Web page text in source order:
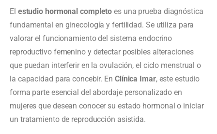
El estudio hormonal completo es una prueba diagnóstica
fundamental en ginecología y fertilidad. Se utiliza para
valorar el funcionamiento del sistema endocrino
reproductivo femenino y detectar posibles alteraciones
que puedan interferir en la ovulación, el ciclo menstrual o
la capacidad para concebir. En Clínica Imar, este estudio
forma parte esencial del abordaje personalizado en
mujeres que desean conocer su estado hormonal o iniciar
un tratamiento de reproducción asistida.